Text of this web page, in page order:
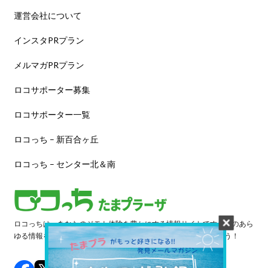
運営会社について
インスタPRプラン
メルマガPRプラン
ロコサポーター募集
ロコサポーター一覧
ロコっち – 新百合ヶ丘
ロコっち – センター北＆南
ロコっちは、あなたのジモト体験を豊かにする情報サイトです。街のあら
ゆる情報を収集し、日々更新しています。早速情報を探してみよう！